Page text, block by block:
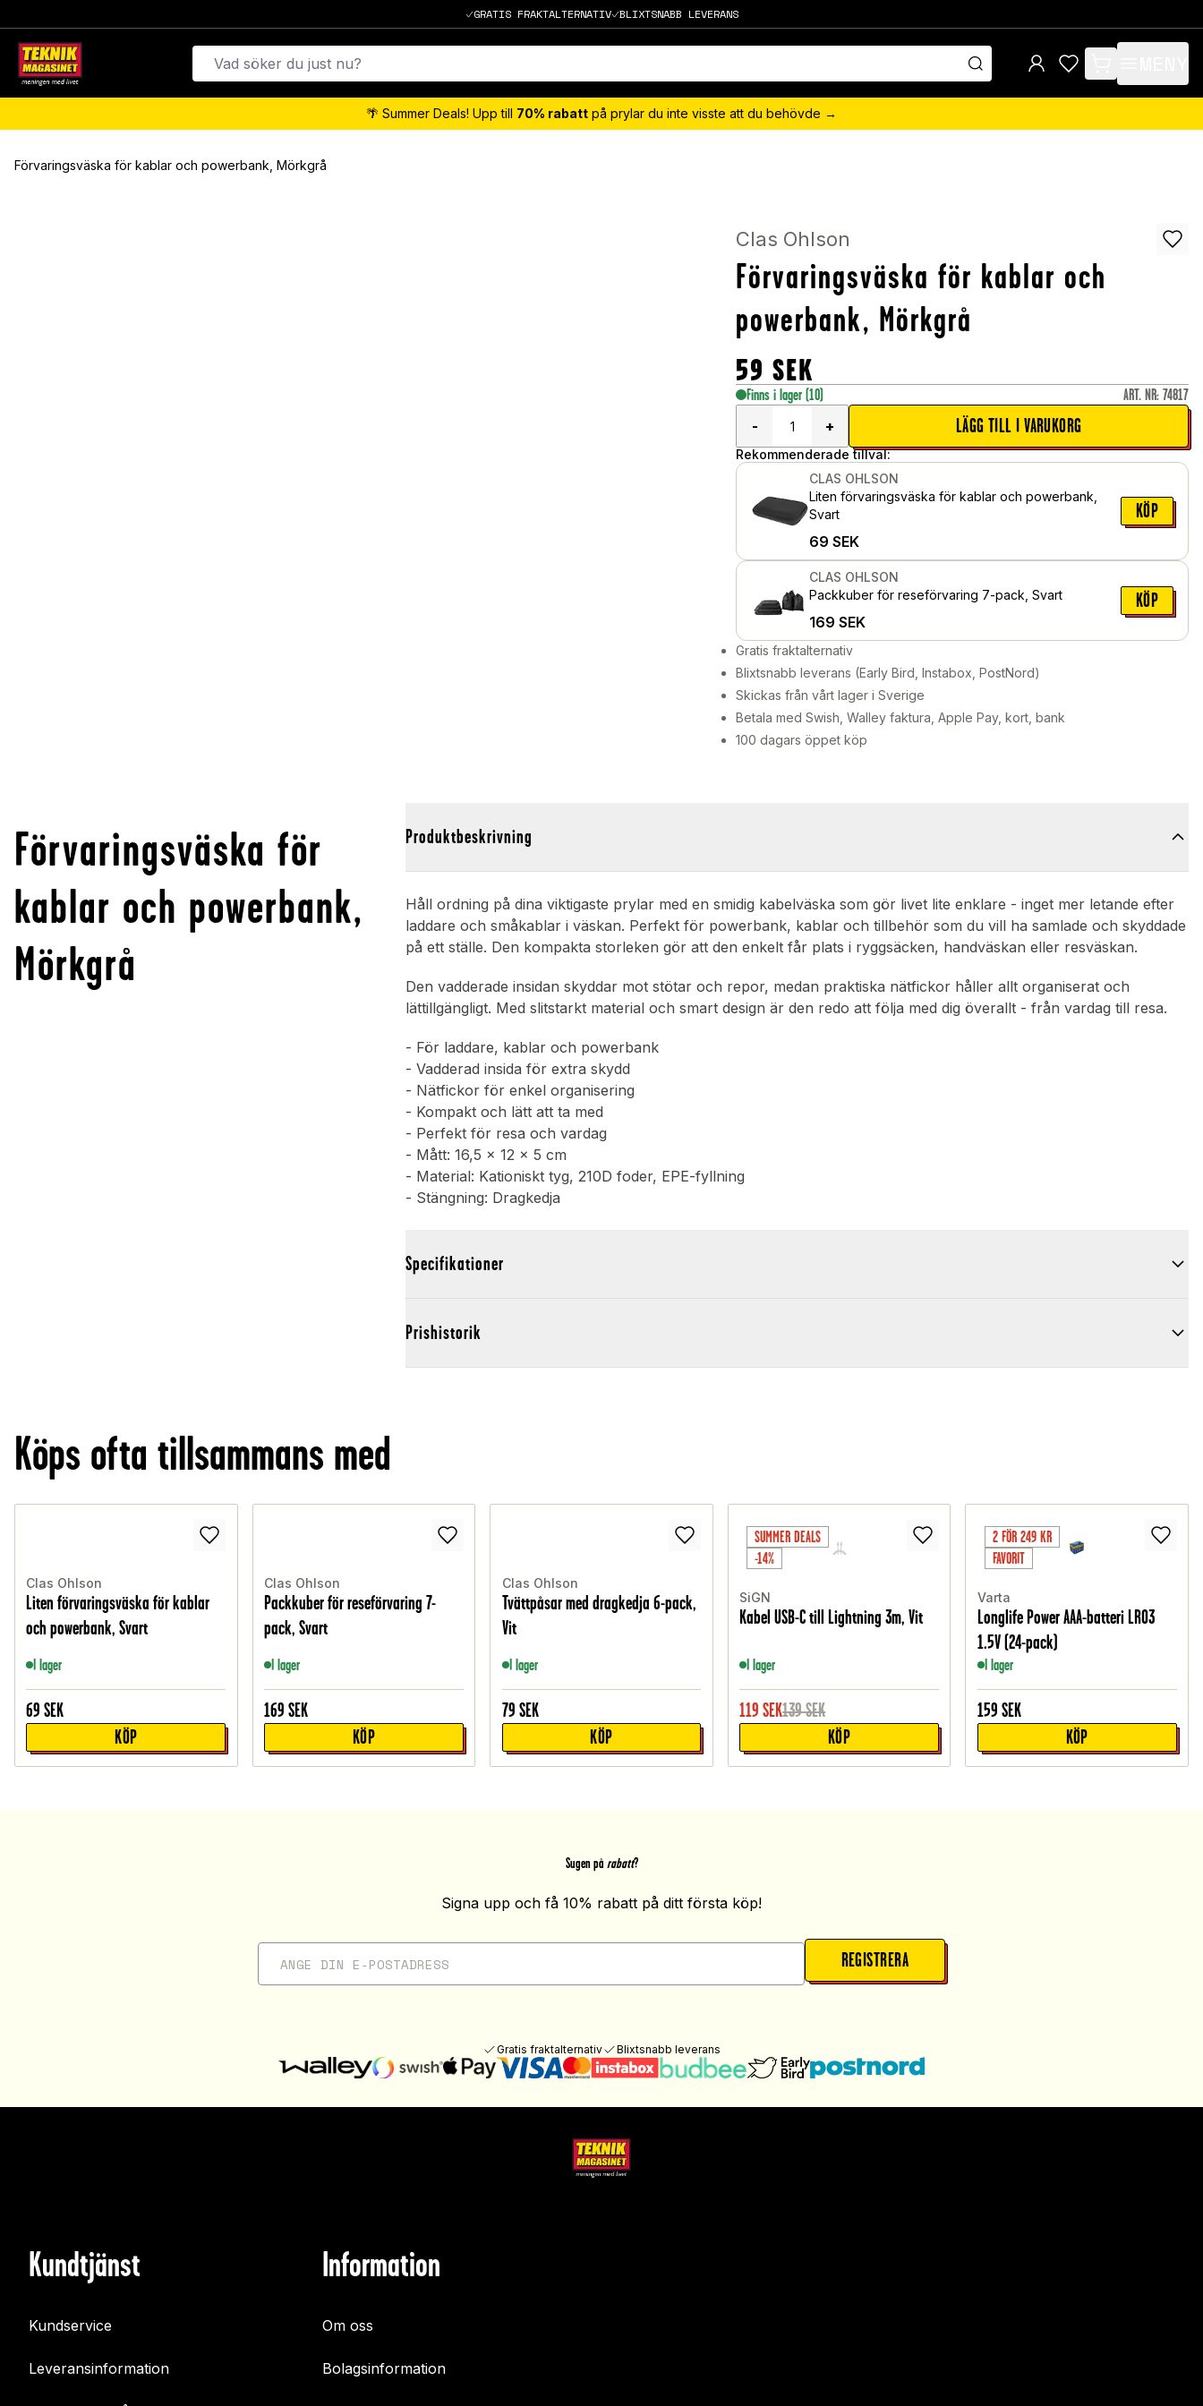
GRATIS FRAKTALTERNATIV BLIXTSNABB LEVERANS
items in cart, view
🌴 Summer Deals! Upp till 70% rabatt på prylar du inte visste att du behövde →
Förvaringsväska för kablar och powerbank, Mörkgrå
Clas Ohlson
Förvaringsväska för kablar och
powerbank, Mörkgrå
59 SEK
Finns i lager (10) ART. NR: 74817
-
+ LÄGG TILL I VARUKORG
Rekommenderade tillval:
CLAS OHLSON
Liten förvaringsväska för kablar och powerbank,
Svart
69 SEK
KÖP
CLAS OHLSON
Packkuber för reseförvaring 7-pack, Svart
169 SEK
KÖP
Gratis fraktalternativ
Blixtsnabb leverans (Early Bird, Instabox, PostNord)
Skickas från vårt lager i Sverige
Betala med Swish, Walley faktura, Apple Pay, kort, bank
100 dagars öppet köp
Förvaringsväska för
kablar och powerbank,
Mörkgrå
Produktbeskrivning
Håll ordning på dina viktigaste prylar med en smidig kabelväska som gör livet lite enklare - inget mer letande efter
laddare och småkablar i väskan. Perfekt för powerbank, kablar och tillbehör som du vill ha samlade och skyddade
på ett ställe. Den kompakta storleken gör att den enkelt får plats i ryggsäcken, handväskan eller resväskan.
Den vadderade insidan skyddar mot stötar och repor, medan praktiska nätfickor håller allt organiserat och
lättillgängligt. Med slitstarkt material och smart design är den redo att följa med dig överallt - från vardag till resa.
- För laddare, kablar och powerbank
- Vadderad insida för extra skydd
- Nätfickor för enkel organisering
- Kompakt och lätt att ta med
- Perfekt för resa och vardag
- Mått: 16,5 x 12 x 5 cm
- Material: Kationiskt tyg, 210D foder, EPE-fyllning
- Stängning: Dragkedja
Specifikationer
Prishistorik
Köps ofta tillsammans med
Clas Ohlson
Liten förvaringsväska för kablar
och powerbank, Svart
I lager
69 SEK
KÖP
Clas Ohlson
Packkuber för reseförvaring 7-
pack, Svart
I lager
169 SEK
KÖP
Clas Ohlson
Tvättpåsar med dragkedja 6-pack,
Vit
I lager
79 SEK
KÖP
SUMMER DEALS
-14%
SiGN
Kabel USB-C till Lightning 3m, Vit
I lager
119 SEK139SEK
KÖP
2 FÖR 249 KR
FAVORIT
Varta
Longlife Power AAA-batteri LR03
1.5V (24-pack)
I lager
159 SEK
KÖP
Sugen på rabatt?
Signa upp och få 10% rabatt på ditt första köp!
REGISTRERA
Gratis fraktalternativ Blixtsnabb leverans
Kundtjänst
Kundservice
Leveransinformation
Information
Om oss
Bolagsinformation